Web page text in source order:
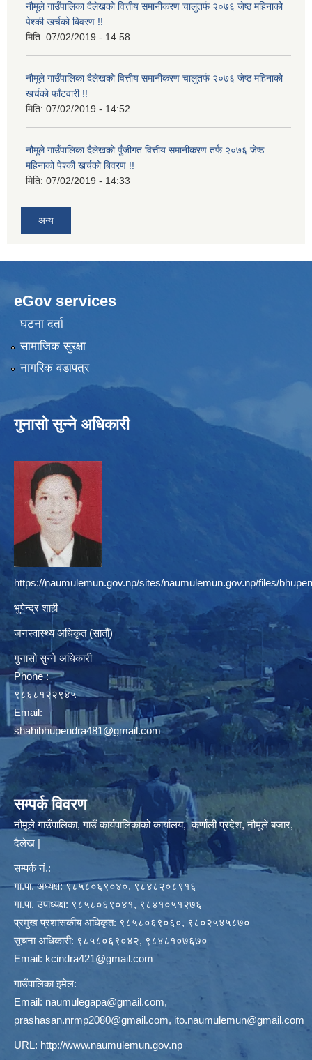
नौमूले गाउँपालिका दैलेखको वित्तीय समानीकरण चालुतर्फ २०७६ जेष्ठ महिनाको
पेश्की खर्चको बिवरण !!
मिति: 07/02/2019 - 14:58
नौमूले गाउँपालिका दैलेखको वित्तीय समानीकरण चालुतर्फ २०७६ जेष्ठ महिनाको
खर्चको फाँटवारी !!
मिति: 07/02/2019 - 14:52
नौमूले गाउँपालिका दैलेखको पुँजीगत वित्तीय समानीकरण तर्फ २०७६ जेष्ठ
महिनाको पेश्की खर्चको बिवरण !!
मिति: 07/02/2019 - 14:33
अन्य
eGov services
घटना दर्ता
सामाजिक सुरक्षा
नागरिक वडापत्र
गुनासो सुन्ने अधिकारी
https://naumulemun.gov.np/sites/naumulemun.gov.np/files/
भुपेन्द्र शाही
जनस्वास्थ्य अधिकृत (सातौं)
गुनासो सुन्ने अधिकारी
Phone :
९८६८१२२९४५
Email:
shahibhupendra481@gmail.com
सम्पर्क विवरण
नौमूले गाउँपालिका, गाउँ कार्यपालिकाको कार्यालय, कर्णाली प्रदेश, नौमूले बजार,
दैलेख |
सम्पर्क नं.:
गा.पा. अध्यक्ष: ९८५८०६९०४०, ९८४८२०८९१६
गा.पा. उपाध्यक्ष: ९८५८०६९०४१, ९८४१०५१२७६
प्रमुख प्रशासकीय अधिकृत: ९८५८०६९०६०, ९८०२५४५८७०
सूचना अधिकारी: ९८५८०६९०४२, ९८४८१०७६७०
Email: kcindra421@gmail.com
गाउँपालिका इमेल:
Email: naumulegapa@gmail.com,
prashasan.nrmp2080@gmail.com, ito.naumulemun@gmail.com
URL: http://www.naumulemun.gov.np